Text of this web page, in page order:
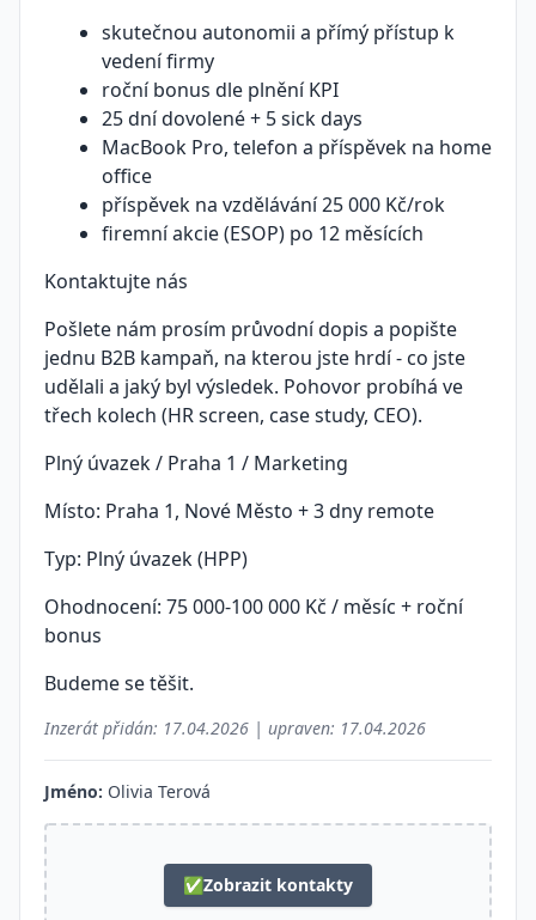
skutečnou autonomii a přímý přístup k
vedení firmy
roční bonus dle plnění KPI
25 dní dovolené + 5 sick days
MacBook Pro, telefon a příspěvek na home
office
příspěvek na vzdělávání 25 000 Kč/rok
firemní akcie (ESOP) po 12 měsících
Kontaktujte nás
Pošlete nám prosím průvodní dopis a popište
jednu B2B kampaň, na kterou jste hrdí - co jste
udělali a jaký byl výsledek. Pohovor probíhá ve
třech kolech (HR screen, case study, CEO).
Plný úvazek / Praha 1 / Marketing
Místo: Praha 1, Nové Město + 3 dny remote
Typ: Plný úvazek (HPP)
Ohodnocení: 75 000-100 000 Kč / měsíc + roční
bonus
Budeme se těšit.
Inzerát přidán: 17.04.2026 | upraven: 17.04.2026
Jméno: Olivia Terová
✅Zobrazit kontakty